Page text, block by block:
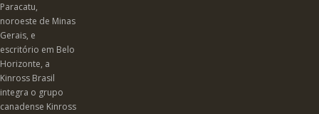
Paracatu,
noroeste de Minas
Gerais, e
escritório em Belo
Horizonte, a
Kinross Brasil
integra o grupo
canadense Kinross